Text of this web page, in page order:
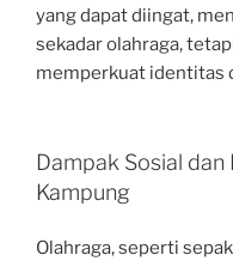
yang dapat diingat,
sekadar olahraga,
memperkuat identitas
Dampak Sosial
Kampung
Olahraga, seperti